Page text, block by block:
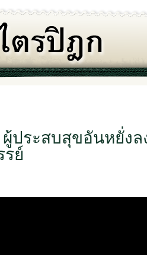
ผู้ประสบสุขอันหยั่งล
ย์